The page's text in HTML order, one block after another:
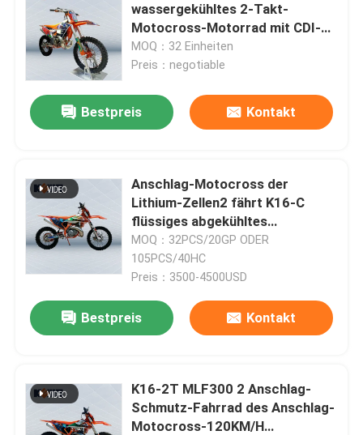
wassergekühltes 2-Takt-
Motocross-Motorrad mit CDI-
Zündung und optionalen
Aufklebern
MOQ：32 Einheiten
Preis：negotiable
Bestpreis Kontakt
Anschlag-Motocross der
Lithium-Zellen2 fährt K16-C
flüssiges abgekühltes
chinesisches Schmutz-Fahrrad
rad
MOQ：32PCS/20GP ODER
105PCS/40HC
Preis：3500-4500USD
Bestpreis Kontakt
K16-2T MLF300 2 Anschlag-
Schmutz-Fahrrad des Anschlag-
Motocross-120KM/H